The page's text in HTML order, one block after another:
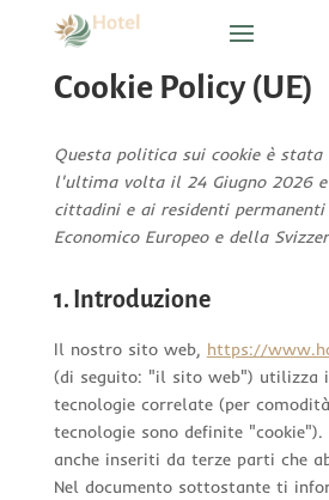
Cookie Policy (UE)
Questa politica sui cookie è stata
l'ultima volta il 24 Giugno 2026
cittadini e ai residenti
Economico Europeo e della
1. Introduzione
Il nostro sito web, https://
(di seguito: "il sito web") utilizza
tecnologie correlate (per
tecnologie sono definite "cookie").
anche inseriti da terze parti che
Nel documento sottostante ti